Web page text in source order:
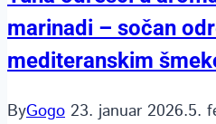
marinadi – sočan
mediteranskim
ByGogo 23. januar 2026.5.